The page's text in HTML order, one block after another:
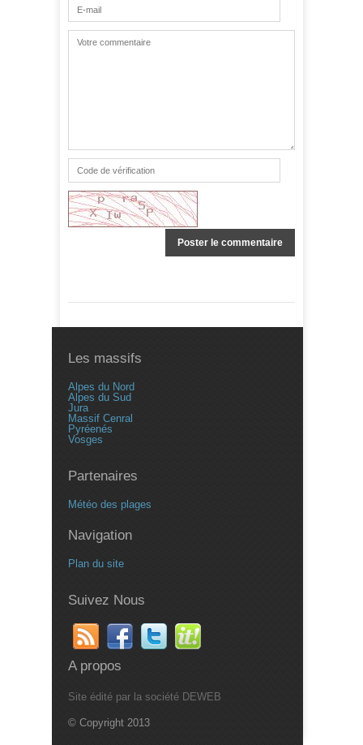
Les massifs
Alpes du Nord
Alpes du Sud
Jura
Massif Cenral
Pyréenés
Vosges
Partenaires
Météo des plages
Navigation
Plan du site
Suivez Nous
A propos
Site édité par la société DEWEB
© Copyright 2013